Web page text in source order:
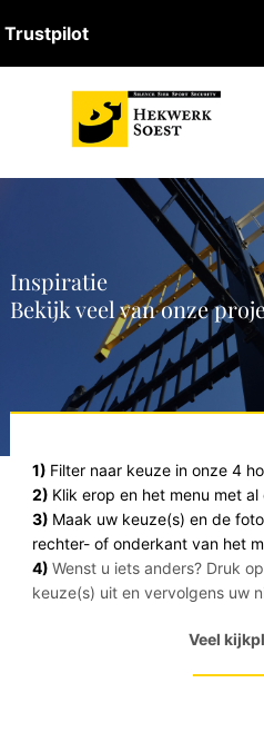
Trustpilot
Inspiratie
Bekijk veel van onze
1) Filter naar keuze in onze 4
2) Klik erop en het menu met
3) Maak uw keuze(s) en de
rechter- of onderkant van het
4) Wenst u iets anders? Druk
keuze(s) uit en vervolgens uw
Veel